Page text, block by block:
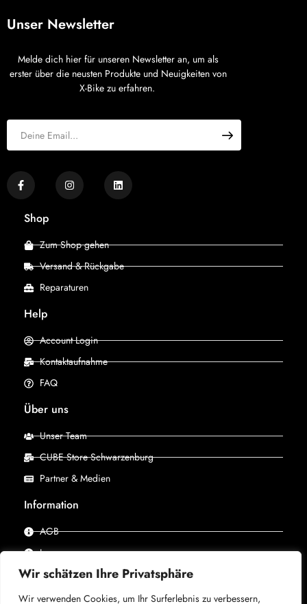
Wir schätzen Ihre Privatsphäre
Wir verwenden Cookies, um Ihr Surferlebnis zu verbessern,
Unser Newsletter
Melde dich hier für unseren Newsletter an, um als
erster über die neusten Produkte und Neuigkeiten von
X-Bike zu erfahren.
Shop
Zum Shop gehen
Versand & Rückgabe
Reparaturen
Help
Account Login
Kontaktaufnahme
FAQ
Über uns
Unser Team
CUBE Store Schwarzenburg
Partner & Medien
Information
AGB
Impressum
Datenschutz